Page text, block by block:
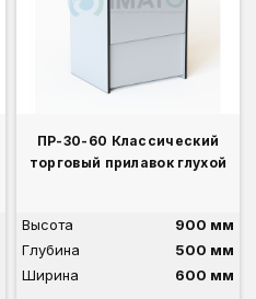
ПР-30-60 Классический
торговый прилавок глухой
Высота
900 мм
Глубина
500 мм
Ширина
600 мм